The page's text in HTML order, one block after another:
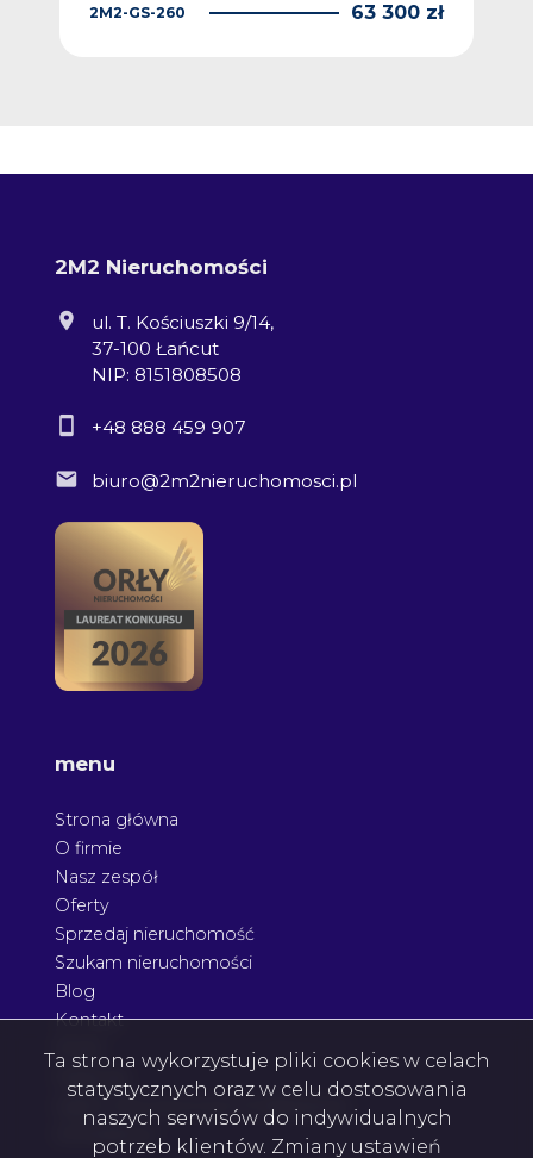
2M2-GS-260 63 300 zł
2M2 Nieruchomości
ul. T. Kościuszki 9/14,
37-100 Łańcut
NIP: 8151808508
+48 888 459 907
biuro@2m2nieruchomosci.pl
menu
Strona główna
O firmie
Nasz zespół
Oferty
Sprzedaj nieruchomość
Szukam nieruchomości
Blog
Kontakt
Agent nieruchomości Podkarpacie
Architektura
Ta strona wykorzystuje pliki cookies w celach
statystycznych oraz w celu dostosowania
naszych serwisów do indywidualnych
potrzeb klientów. Zmiany ustawień